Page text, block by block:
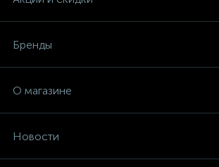
Бренды
О магазине
Новости